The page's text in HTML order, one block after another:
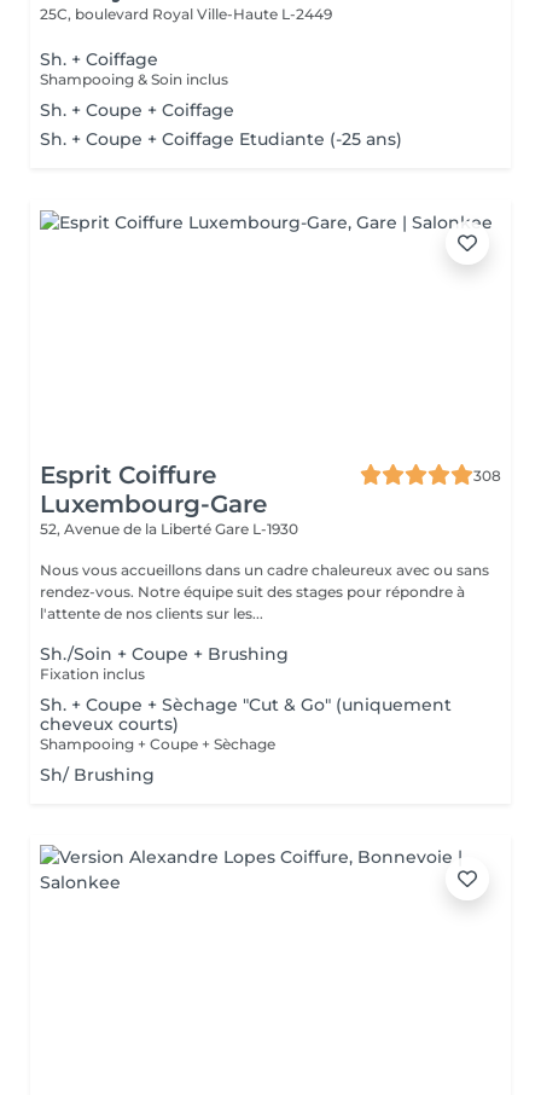
25C, boulevard Royal Ville-Haute L-2449
Sh. + Coiffage
Shampooing & Soin inclus
Sh. + Coupe + Coiffage
Sh. + Coupe + Coiffage Etudiante (-25 ans)
Esprit Coiffure
Luxembourg-Gare
308
52, Avenue de la Liberté Gare L-1930
Nous vous accueillons dans un cadre chaleureux avec ou sans
rendez-vous. Notre équipe suit des stages pour répondre à
l'attente de nos clients sur les...
Sh./Soin + Coupe + Brushing
Fixation inclus
Sh. + Coupe + Sèchage "Cut & Go" (uniquement
cheveux courts)
Shampooing + Coupe + Sèchage
Sh/ Brushing